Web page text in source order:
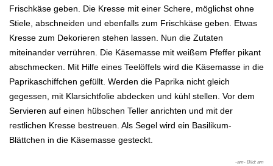
Frischkäse geben. Die Kresse mit einer Schere, möglichst ohne
Stiele, abschneiden und ebenfalls zum Frischkäse geben. Etwas
Kresse zum Dekorieren stehen lassen. Nun die Zutaten
miteinander verrühren. Die Käsemasse mit weißem Pfeffer pikant
abschmecken. Mit Hilfe eines Teelöffels wird die Käsemasse in die
Paprikaschiffchen gefüllt. Werden die Paprika nicht gleich
gegessen, mit Klarsichtfolie abdecken und kühl stellen. Vor dem
Servieren auf einen hübschen Teller anrichten und mit der
restlichen Kresse bestreuen. Als Segel wird ein Basilikum-
Blättchen in die Käsemasse gesteckt.
-am- Bild: am